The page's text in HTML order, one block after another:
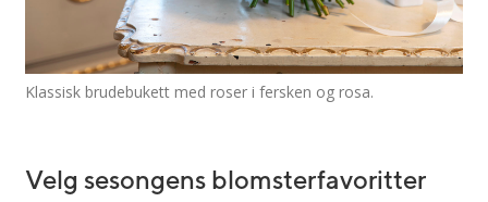
Klassisk brudebukett med roser i fersken og rosa.
Velg sesongens blomsterfavoritter